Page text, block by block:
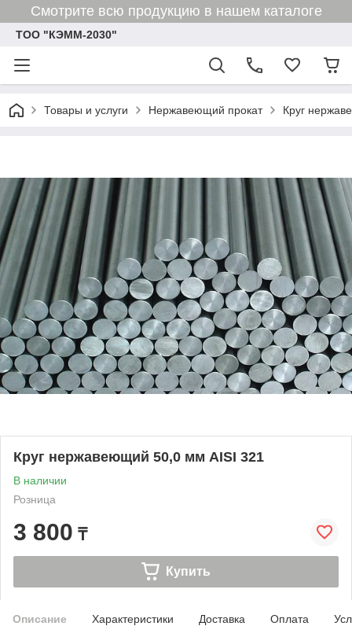
Смотрите всю продукцию в нашем каталоге
ТОО "КЭММ-2030"
Товары и услуги Нержавеющий прокат Круг
Круг нержавеющий 50,0 мм AISI 321
В наличии
Розница
3 800 ₸
Купить
Описание Характеристики Доставка Оплата